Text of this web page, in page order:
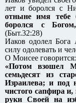
лет и боролся с
отныне имя тебе
боролся с
(Быт.32:28)
Иаков одолел
силу одолевать и
О Моисее говорится:
«Потом взошел
семьдесят из
Израилева; и под
чистого сапфира
руки Своей на